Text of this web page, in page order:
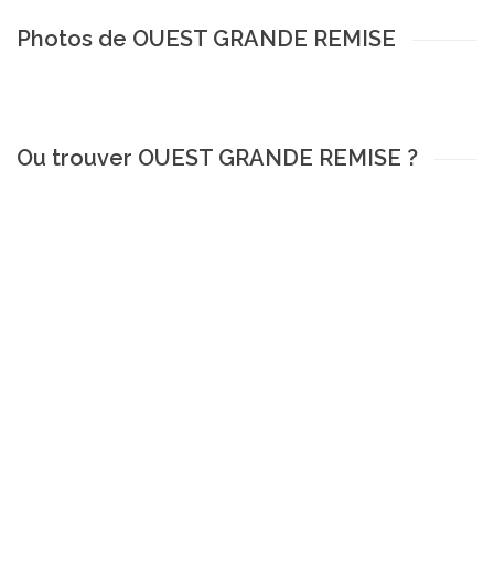
Photos de OUEST GRANDE REMISE
Ou trouver OUEST GRANDE REMISE ?